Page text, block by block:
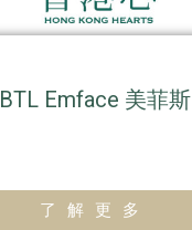
BTL Emface 美菲斯
了解更多